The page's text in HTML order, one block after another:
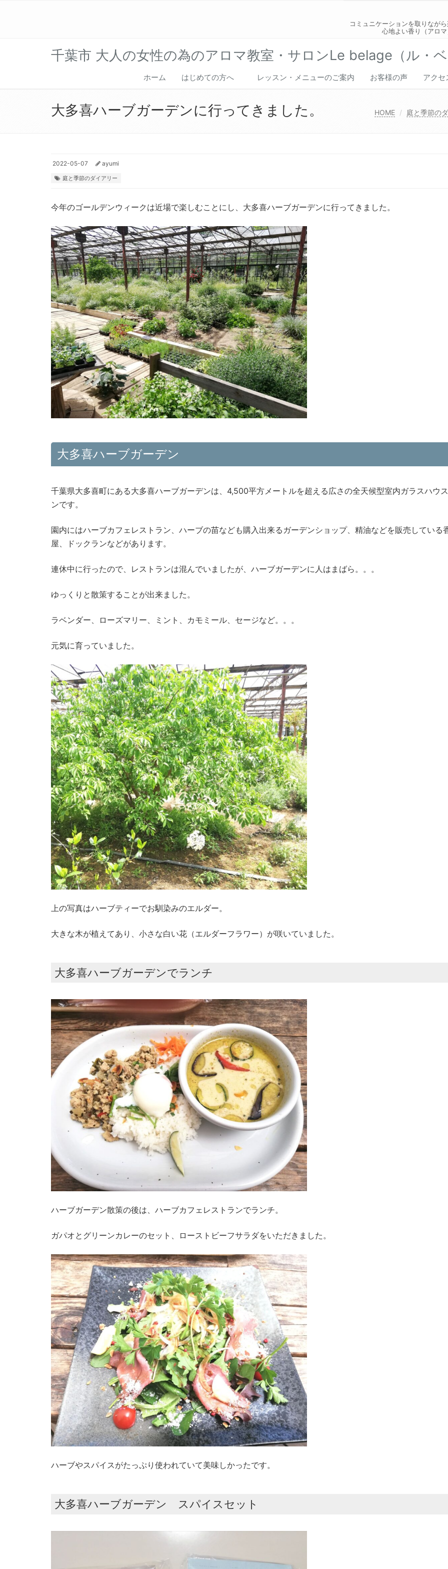
コミュニケーションを取りなが
心地よい香り（アロ
千葉市 大人の女性の為のアロマ教室・サロンLe belage（ル・ベ
ホーム はじめての方へ レッスン・メニューのご案内 お客様の声 アクセ
大多喜ハーブガーデンに行ってきました。 HOME 庭と季節の
2022-05-07 ayumi
庭と季節のダイアリー
今年のゴールデンウィークは近場で楽しむことにし、大多喜ハーブガーデンに行ってきました。
大多喜ハーブガーデン
千葉県大多喜町にある大多喜ハーブガーデンは、4,500平方メートルを超える広さの全天候型室内ガラスハウ
ンです。
園内にはハーブカフェレストラン、ハーブの苗なども購入出来るガーデンショップ、精油などを販売している
屋、ドックランなどがあります。
連休中に行ったので、レストランは混んでいましたが、ハーブガーデンに人はまばら。。。
ゆっくりと散策することが出来ました。
ラベンダー、ローズマリー、ミント、カモミール、セージなど。。。
元気に育っていました。
上の写真はハーブティーでお馴染みのエルダー。
大きな木が植えてあり、小さな白い花（エルダーフラワー）が咲いていました。
大多喜ハーブガーデンでランチ
ハーブガーデン散策の後は、ハーブカフェレストランでランチ。
ガパオとグリーンカレーのセット、ローストビーフサラダをいただきました。
ハーブやスパイスがたっぷり使われていて美味しかったです。
大多喜ハーブガーデン スパイスセット